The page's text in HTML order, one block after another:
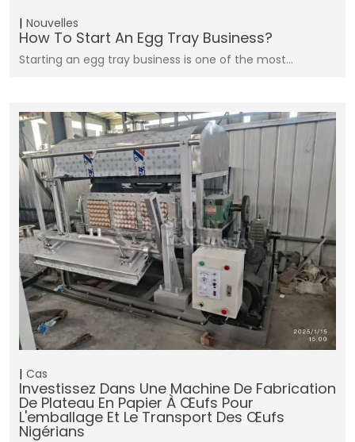
Nouvelles
How To Start An Egg Tray Business?
Starting an egg tray business is one of the most…
Cas
Investissez Dans Une Machine De Fabrication
De Plateau En Papier À Œufs Pour
L'emballage Et Le Transport Des Œufs
Nigérians